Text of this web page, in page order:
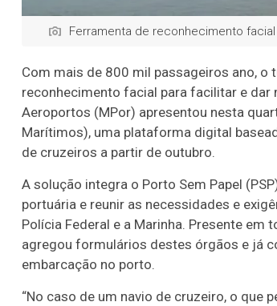
Ferramenta de reconhecimento
Com mais de 800 mil passageiros ano,
reconhecimento facial para facilitar e
Aeroportos (MPor) apresentou nesta
Marítimos), uma plataforma digital
de cruzeiros a partir de outubro.
A solução integra o Porto Sem Papel
portuária e reunir as necessidades e
Polícia Federal e a Marinha. Presente
agregou formulários destes órgãos e já
embarcação no porto.
“No caso de um navio de cruzeiro, o que